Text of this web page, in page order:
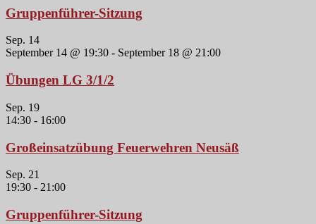
Gruppenführer-Sitzung
Sep. 14
September 14 @ 19:30 - September 18 @ 21:00
Übungen LG 3/1/2
Sep. 19
14:30 - 16:00
Großeinsatzübung Feuerwehren Neusäß
Sep. 21
19:30 - 21:00
Gruppenführer-Sitzung